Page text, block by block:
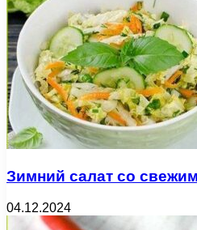
Зимний салат со
04.12.2024